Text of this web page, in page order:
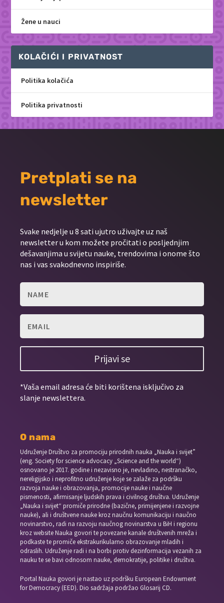
Žene u nauci
KOLAČIĆI I PRIVATNOST
Politika kolačića
Politika privatnosti
Pretplati se na
newsletter
Svake nedjelje u 8 sati ujutro uživajte uz naš
newsletter u kom možete pročitati o posljednjim
dešavanjima u svijetu nauke, trendovima i onome što
nas i vas svakodnevno inspiriše.
Prijavi se
*Vaša email adresa će biti korištena isključivo za
slanje newslettera.
O nama
Udruženje Društvo za promociju prirodnih nauka „Nauka i svijet”
(eng. Society for science advocacy „Science and the world“)
osnovano je 2017. godine i nezavisno je, nevladino, nestranačko,
nereligijsko i neprofitno udruženje koje se zalaže za podršku
razvoja nauke i obrazovanja, promocije nauke i naučne
pismenosti, afirmisanje ljudskih prava i civilnog društva. Udruženje
„Nauka i svijet“ promiče prirodne (bazične, primijenjene i razvojne
nauke), ali i društvene nauke kroz naučnu komunikaciju i naučno
novinarstvo, radi na razvoju naučnog novinarstva u BiH i regionu
kroz website Nauka govori te povezane kanale društvenih mreža i
podkaste te promiče ekstrakurikularno obrazovanje mladih i
odraslih. Udruženje radi i na borbi protiv dezinformacija vezanih za
nauku te se bavi odnosom nauke, demokratije, politike i društva.
Portal Nauka govori je nastao uz podršku European Endowment
for Democracy (EED). Dio sadržaja podržao Glosarij CD.